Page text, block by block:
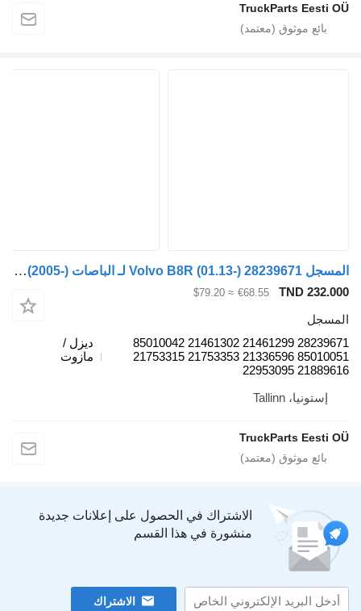
TruckParts Eesti OÜ
المسجل Volvo B8R (01.13-) 28239671 لـ الباصات Volvo B7, B8, B9, B12 bus (2005-)
TND 232.000
€68.55
≈ $79.20
المسجل
28239671 21461299 21461302 85010042
85010051 21336596 21753353 21753315
21889616 22953095
ديزل /
مازوت
إستونيا، Tallinn
TruckParts Eesti OÜ
الاشتراك في الحصول على إعلانات جديدة
منشورة في هذا القسم
الاشتراك